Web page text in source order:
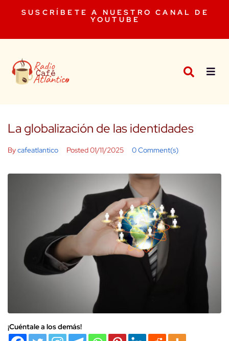
SUSCRÍBETE A NUESTRO CANAL DE
YOUTUBE
La globalización de las identidades
Bycafeatlantico Posted01/11/2025 0 Comment(s)
¡Cuéntale a los demás!